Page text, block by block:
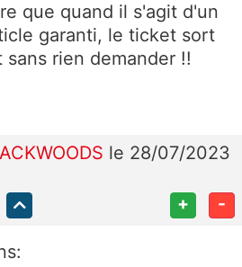
que quand il s'agit d'un
garanti, le ticket sort
rien demander !!
le 28/07/2023
+ -